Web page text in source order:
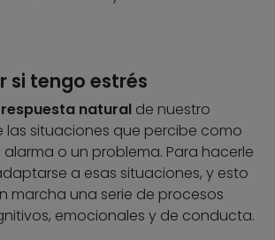
si tengo estrés
respuesta natural de nuestro
las situaciones que percibe como
o un problema. Para hacerle
a esas situaciones, y esto
marcha una serie de procesos
emocionales y de conducta.